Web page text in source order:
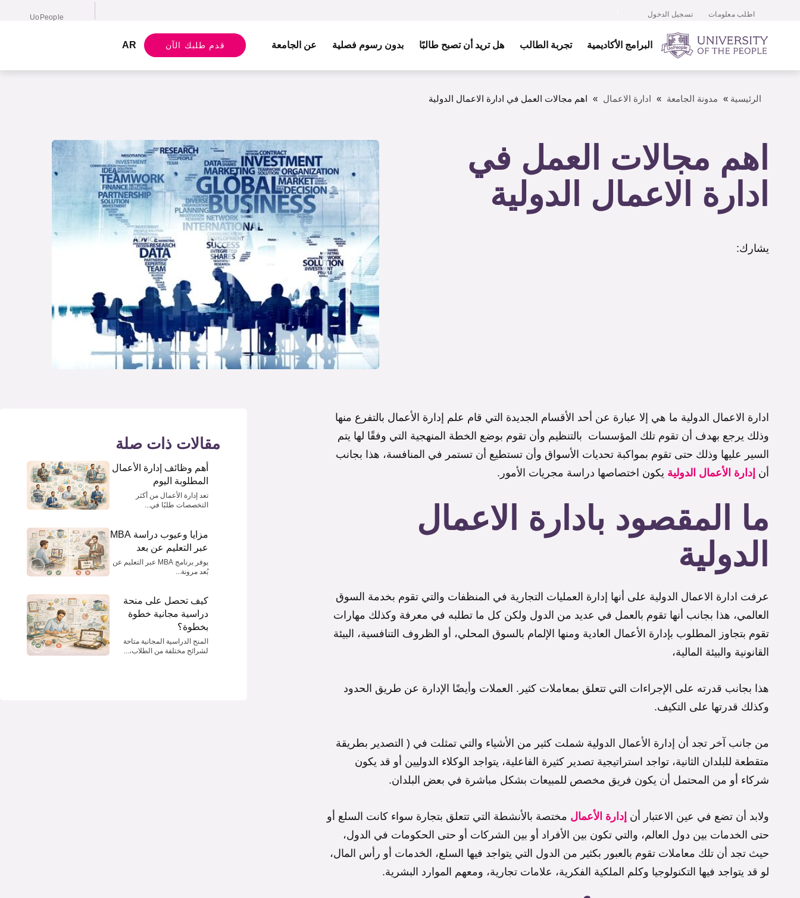
اطلب معلومات تسجيل الدخول
UoPeople
البرامج الأكاديمية تجربة الطالب هل تريد أن تصبح طالبًا بدون رسوم فصلية عن الجامعة قدم طلبك الآن AR
الرئيسية » مدونة الجامعة » ادارة الاعمال » اهم مجالات العمل في ادارة الاعمال الدولية
اهم مجالات العمل في
ادارة الاعمال الدولية
يشارك:
ادارة الاعمال الدولية ما هي إلا عبارة عن أحد الأقسام الجديدة التي قام علم إدارة الأعمال بالتفرع منها
وذلك يرجع بهدف أن تقوم تلك المؤسسات بالتنظيم وأن تقوم بوضع الخطة المنهجية التي وفقًا لها يتم
السير عليها وذلك حتى تقوم بمواكبة تحديات الأسواق وأن تستطيع أن تستمر في المنافسة، هذا بجانب
أن إدارة الأعمال الدولية يكون اختصاصها دراسة مجريات الأمور.
ما المقصود بادارة الاعمال
الدولية
عرفت ادارة الاعمال الدولية على أنها إدارة العمليات التجارية في المنظفات والتي تقوم بخدمة السوق
العالمي، هذا بجانب أنها تقوم بالعمل في عديد من الدول ولكن كل ما تطلبه في معرفة وكذلك مهارات
تقوم بتجاوز المطلوب بإدارة الأعمال العادية ومنها الإلمام بالسوق المحلي، أو الظروف التنافسية، البيئة
القانونية والبيئة المالية،
هذا بجانب قدرته على الإجراءات التي تتعلق بمعاملات كثير. العملات وأيضًا الإدارة عن طريق الحدود
وكذلك قدرتها على التكيف.
من جانب آخر تجد أن إدارة الأعمال الدولية شملت كثير من الأشياء والتي تمثلت في ( التصدير بطريقة
متقطعة للبلدان الثانية، تواجد استراتيجية تصدير كثيرة الفاعلية، يتواجد الوكلاء الدوليين أو قد يكون
شركاء أو من المحتمل أن يكون فريق مخصص للمبيعات بشكل مباشرة في بعض البلدان.
ولابد أن تضع في عين الاعتبار أن إدارة الأعمال مختصة بالأنشطة التي تتعلق بتجارة سواء كانت السلع أو
حتى الخدمات بين دول العالم، والتي تكون بين الأفراد أو بين الشركات أو حتى الحكومات في الدول،
حيث تجد أن تلك معاملات تقوم بالعبور بكثير من الدول التي يتواجد فيها السلع، الخدمات أو رأس المال،
لو قد يتواجد فيها التكنولوجيا وكلم الملكية الفكرية، علامات تجارية، ومعهم الموارد البشرية.
مقالات ذات صلة
أهم وظائف إدارة الأعمال
المطلوبة اليوم
تعد إدارة الأعمال من أكثر
التخصصات طلبًا في...
مزايا وعيوب دراسة MBA
عبر التعليم عن بعد
يوفر برنامج MBA عبر التعليم عن
بُعد مرونة...
كيف تحصل على منحة
دراسية مجانية خطوة
بخطوة؟
المنح الدراسية المجانية متاحة
لشرائح مختلفة من الطلاب،...